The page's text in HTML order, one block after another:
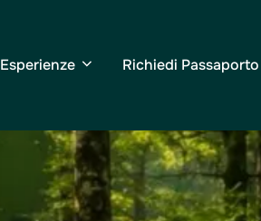
Esperienze Richiedi Passaporto